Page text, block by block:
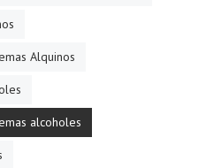
Alquinos
alcoholes